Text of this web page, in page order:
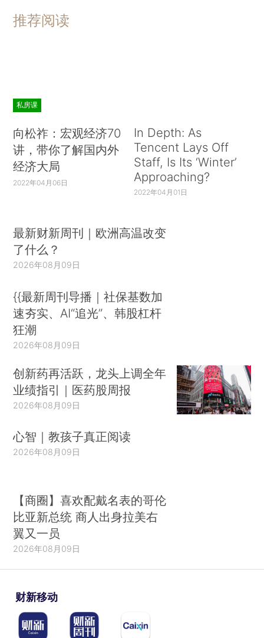
推荐阅读
私房课
向松祚：宏观经济70
讲，带你了解国内外
经济大局
2022年04月06日
In Depth: As
Tencent Lays Off
Staff, Is Its ‘Winter’
Approaching?
2022年04月01日
最新财新周刊｜欧洲高温改变
了什么？
2026年08月09日
{{最新周刊导播｜社保基数加
速夯实、AI“追光”、韩股杠杆
狂潮
2026年08月09日
创新药再活跃，龙头上调全年
业绩指引｜医药股周报
2026年08月09日
心智｜教孩子真正阅读
2026年08月09日
【商圈】喜欢配戴名表的哥伦
比亚新总统 商人出身拉美右
翼又一员
2026年08月09日
财新移动